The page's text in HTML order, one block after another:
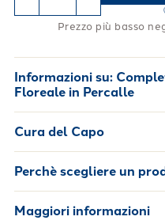
Prezzo più basso
Informazioni su:
Floreale in Percalle
Cura del Capo
Perchè scegliere un
Maggiori informazioni